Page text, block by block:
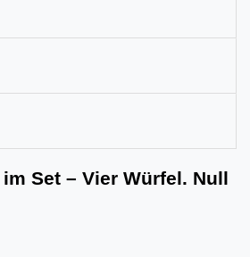
Set – Vier Würfel. Null